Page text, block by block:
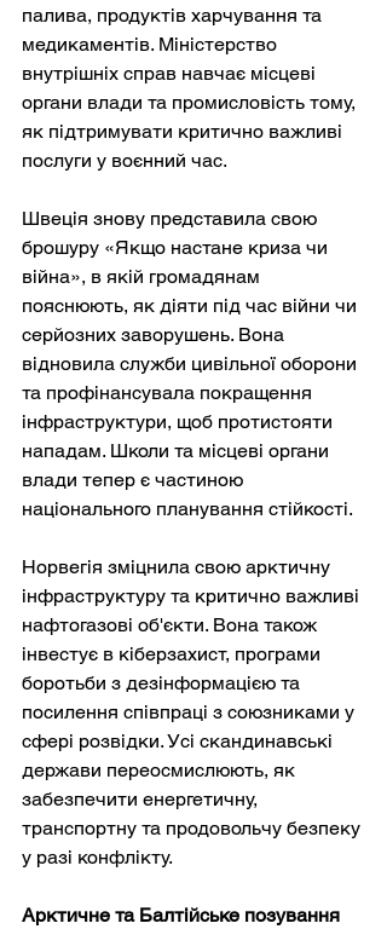
палива, продуктів харчування та
медикаментів. Міністерство
внутрішніх справ навчає місцеві
органи влади та промисловість тому,
як підтримувати критично важливі
послуги у воєнний час.
Швеція знову представила свою
брошуру «Якщо настане криза чи
війна», в якій громадянам
пояснюють, як діяти під час війни чи
серйозних заворушень. Вона
відновила служби цивільної оборони
та профінансувала покращення
інфраструктури, щоб протистояти
нападам. Школи та місцеві органи
влади тепер є частиною
національного планування стійкості.
Норвегія зміцнила свою арктичну
інфраструктуру та критично важливі
нафтогазові об'єкти. Вона також
інвестує в кіберзахист, програми
боротьби з дезінформацією та
посилення співпраці з союзниками у
сфері розвідки. Усі скандинавські
держави переосмислюють, як
забезпечити енергетичну,
транспортну та продовольчу безпеку
у разі конфлікту.
Арктичне та Балтійське позування